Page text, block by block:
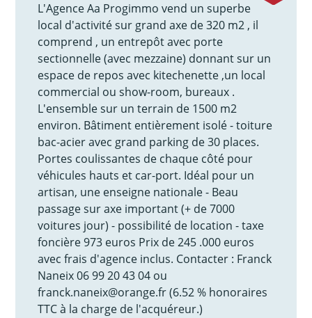
L'Agence Aa Progimmo vend un superbe
local d'activité sur grand axe de 320 m2 , il
comprend , un entrepôt avec porte
sectionnelle (avec mezzaine) donnant sur un
espace de repos avec kitechenette ,un local
commercial ou show-room, bureaux .
L'ensemble sur un terrain de 1500 m2
environ. Bâtiment entièrement isolé - toiture
bac-acier avec grand parking de 30 places.
Portes coulissantes de chaque côté pour
véhicules hauts et car-port. Idéal pour un
artisan, une enseigne nationale - Beau
passage sur axe important (+ de 7000
voitures jour) - possibilité de location - taxe
foncière 973 euros Prix de 245 .000 euros
avec frais d'agence inclus. Contacter : Franck
Naneix 06 99 20 43 04 ou
franck.naneix@orange.fr (6.52 % honoraires
TTC à la charge de l'acquéreur.)